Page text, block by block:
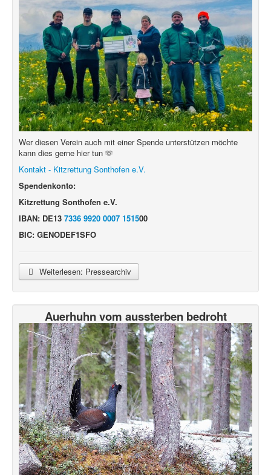
Wer diesen Verein auch mit einer Spende unterstützen möchte
kann dies gerne hier tun 🫶
Kontakt - Kitzrettung Sonthofen e.V.
Spendenkonto:
Kitzrettung Sonthofen e.V.
IBAN: DE13 7336 9920 0007 151500
BIC: GENODEF1SFO
Weiterlesen: Pressearchiv
Auerhuhn vom aussterben bedroht